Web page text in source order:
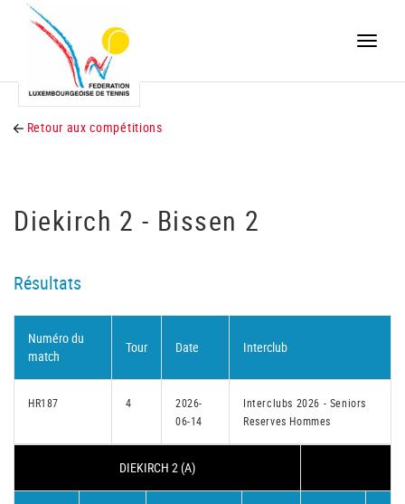
Toggle
Retour aux compétitions
Diekirch 2 - Bissen 2
Résultats
Numéro du
match
Tour Date Interclub
HR187 4
2026-
06-14
Interclubs 2026 - Seniors
Reserves Hommes
DIEKIRCH 2 (A)